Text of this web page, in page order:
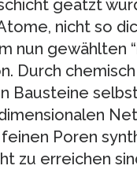
geätzt
nicht so
nun gewählten
Durch
Bausteine
Poren
zu erreichen